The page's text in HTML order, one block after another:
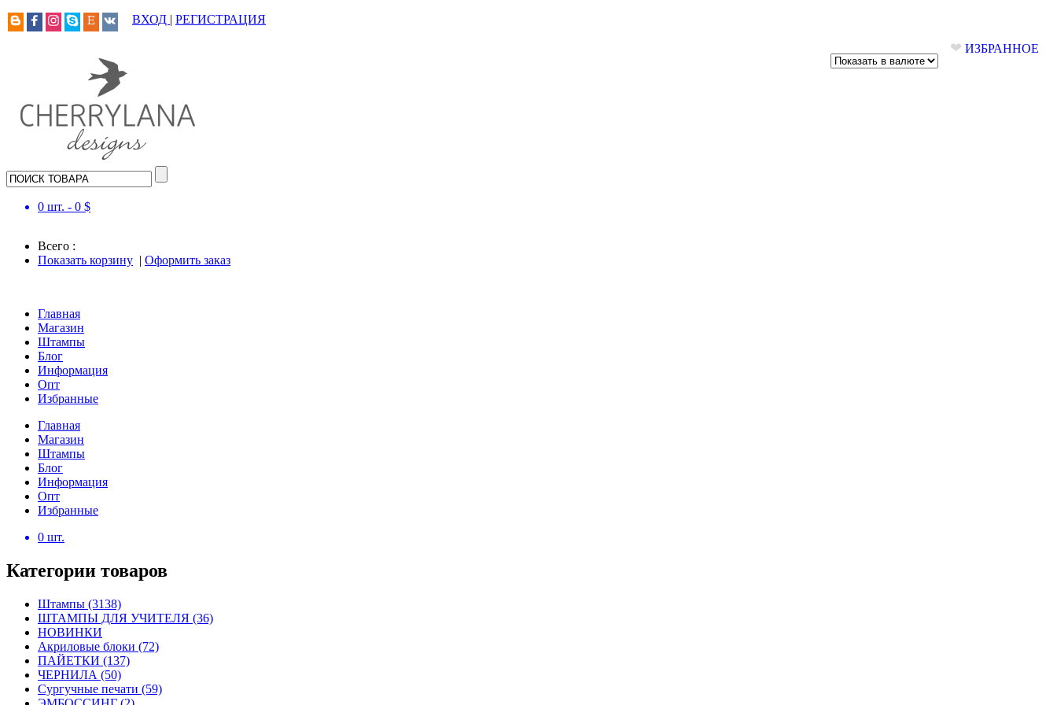
ВХОД | РЕГИСТРАЦИЯ
❤ ИЗБРАННОЕ
0 шт. - 0 $
Всего :
Показать корзину | Оформить заказ
Главная
Магазин
Штампы
Блог
Информация
Опт
Избранные
Главная
Магазин
Штампы
Блог
Информация
Опт
Избранные
0 шт.
Категории товаров
Штампы (3138)
ШТАМПЫ ДЛЯ УЧИТЕЛЯ (36)
НОВИНКИ
Акриловые блоки (72)
ПАЙЕТКИ (137)
ЧЕРНИЛА (50)
Сургучные печати (59)